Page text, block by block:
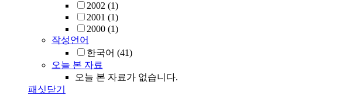
2002 (1)
2001 (1)
2000 (1)
작성언어
한국어 (41)
오늘 본 자료
오늘 본 자료가 없습니다.
패싯닫기